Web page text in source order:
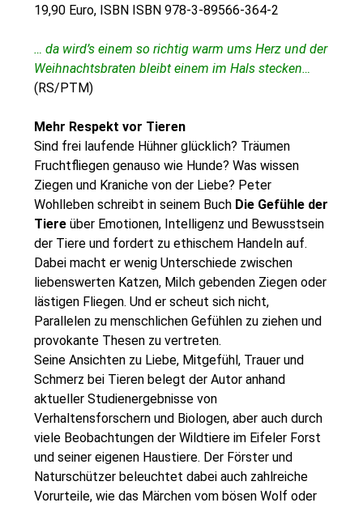
19,90 Euro, ISBN ISBN 978-3-89566-364-2
… da wird’s einem so richtig warm ums Herz und der
Weihnachtsbraten bleibt einem im Hals stecken…
(RS/PTM)
Mehr Respekt vor Tieren
Sind frei laufende Hühner glücklich? Träumen
Fruchtfliegen genauso wie Hunde? Was wissen
Ziegen und Kraniche von der Liebe? Peter
Wohlleben schreibt in seinem Buch Die Gefühle der
Tiere über Emotionen, Intelligenz und Bewusstsein
der Tiere und fordert zu ethischem Handeln auf.
Dabei macht er wenig Unterschiede zwischen
liebenswerten Katzen, Milch gebenden Ziegen oder
lästigen Fliegen. Und er scheut sich nicht,
Parallelen zu menschlichen Gefühlen zu ziehen und
provokante Thesen zu vertreten.
Seine Ansichten zu Liebe, Mitgefühl, Trauer und
Schmerz bei Tieren belegt der Autor anhand
aktueller Studienergebnisse von
Verhaltensforschern und Biologen, aber auch durch
viele Beobachtungen der Wildtiere im Eifeler Forst
und seiner eigenen Haustiere. Der Förster und
Naturschützer beleuchtet dabei auch zahlreiche
Vorurteile, wie das Märchen vom bösen Wolf oder